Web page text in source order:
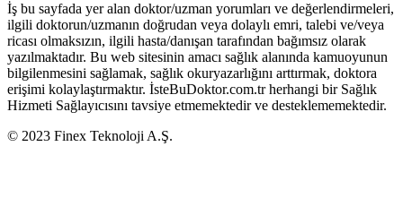
İş bu sayfada yer alan doktor/uzman yorumları ve değerlendirmeleri,
ilgili doktorun/uzmanın doğrudan veya dolaylı emri, talebi ve/veya
ricası olmaksızın, ilgili hasta/danışan tarafından bağımsız olarak
yazılmaktadır. Bu web sitesinin amacı sağlık alanında kamuoyunun
bilgilenmesini sağlamak, sağlık okuryazarlığını arttırmak, doktora
erişimi kolaylaştırmaktır. İsteBuDoktor.com.tr herhangi bir Sağlık
Hizmeti Sağlayıcısını tavsiye etmemektedir ve desteklememektedir.
© 2023 Finex Teknoloji A.Ş.